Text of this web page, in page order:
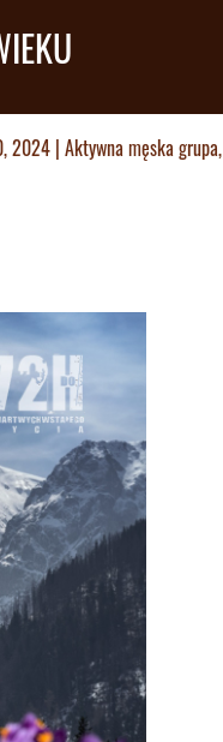
2024 | Aktywna męska grupa,